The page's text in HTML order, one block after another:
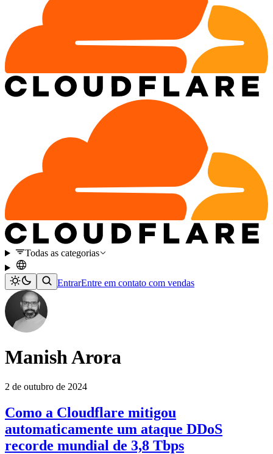
Todas as categorias
EntrarEntre em contato com vendas
Manish Arora
2 de outubro de 2024
Como a Cloudflare mitigou
automaticamente um ataque DDoS
recorde mundial de 3,8 Tbps